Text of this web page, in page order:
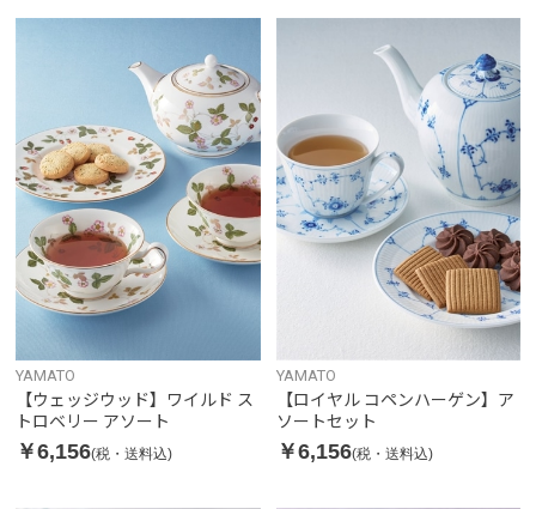
YAMATO
【ウェッジウッド】ワイルド ス
トロベリー アソート
￥6,156(税・送料込)
YAMATO
【ロイヤル コペンハーゲン】ア
ソートセット
￥6,156(税・送料込)